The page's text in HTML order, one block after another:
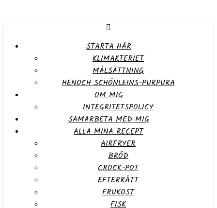
STARTA HÄR
KLIMAKTERIET
MÅLSÄTTNING
HENOCH SCHÖNLEINS-PURPURA
OM MIG
INTEGRITETSPOLICY
SAMARBETA MED MIG
ALLA MINA RECEPT
AIRFRYER
BRÖD
CROCK-POT
EFTERRÄTT
FRUKOST
FISK